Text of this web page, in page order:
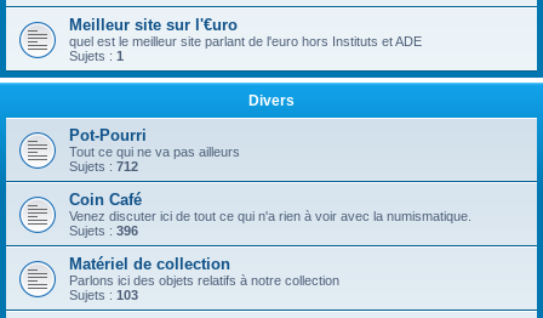
Meilleur site sur l'€uro
quel est le meilleur site parlant de l'euro hors Instituts et ADE
Sujets : 1
Divers
Pot-Pourri
Tout ce qui ne va pas ailleurs
Sujets : 712
Coin Café
Venez discuter ici de tout ce qui n'a rien à voir avec la numismatique.
Sujets : 396
Matériel de collection
Parlons ici des objets relatifs à notre collection
Sujets : 103